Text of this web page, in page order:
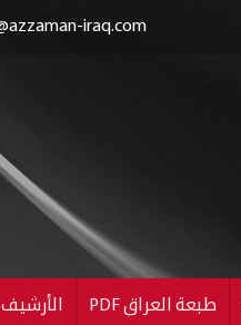
iraq.com
طبعة العراق PDF الأرشيف